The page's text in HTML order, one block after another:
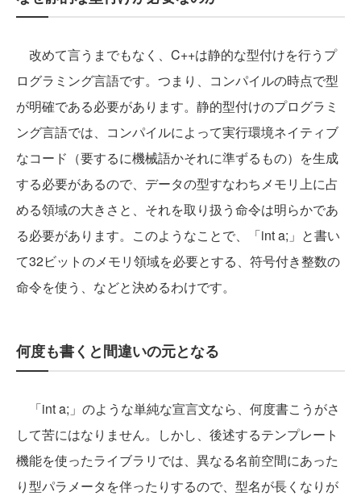
改めて言うまでもなく、C++は静的な型付けを行うプ
ログラミング言語です。つまり、コンパイルの時点で型
が明確である必要があります。静的型付けのプログラミ
ング言語では、コンパイルによって実行環境ネイティブ
なコード（要するに機械語かそれに準ずるもの）を生成
する必要があるので、データの型すなわちメモリ上に占
める領域の大きさと、それを取り扱う命令は明らかであ
る必要があります。このようなことで、「int a;」と書い
て32ビットのメモリ領域を必要とする、符号付き整数の
命令を使う、などと決めるわけです。
何度も書くと間違いの元となる
「int a;」のような単純な宣言文なら、何度書こうがさ
して苦にはなりません。しかし、後述するテンプレート
機能を使ったライブラリでは、異なる名前空間にあった
り型パラメータを伴ったりするので、型名が長くなりが